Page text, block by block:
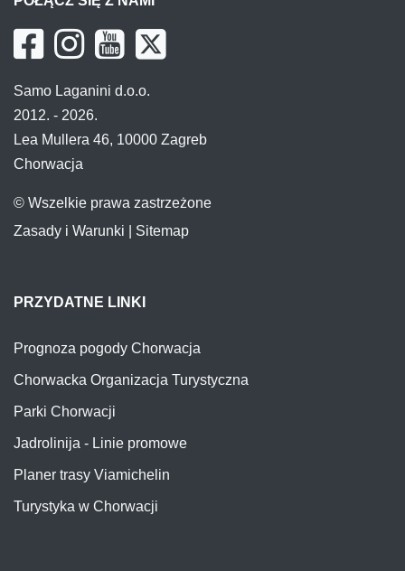
Samo Laganini d.o.o.
2012. - 2026.
Lea Mullera 46, 10000 Zagreb
Chorwacja
© Wszelkie prawa zastrzeżone
Zasady i Warunki|Sitemap
Chorwacka Organizacja Turystyczna
Parki Chorwacji
Jadrolinija - Linie promowe
Planer trasy Viamichelin
Turystyka w Chorwacji